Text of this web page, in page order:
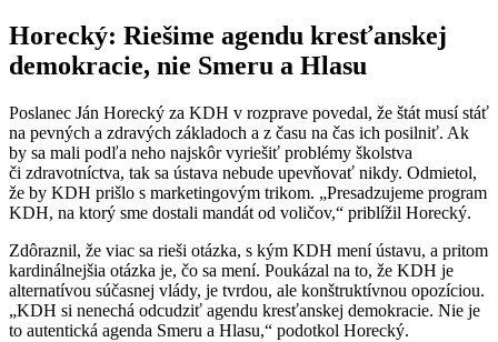
Horecký: Riešime agendu kresťanskej
demokracie, nie Smeru a Hlasu
Poslanec Ján Horecký za KDH v rozprave povedal, že štát musí stáť
na pevných a zdravých základoch a z času na čas ich posilniť. Ak
by sa mali podľa neho najskôr vyriešiť problémy školstva
či zdravotníctva, tak sa ústava nebude upevňovať nikdy. Odmietol,
že by KDH prišlo s marketingovým trikom. „Presadzujeme program
KDH, na ktorý sme dostali mandát od voličov,“ priblížil Horecký.
Zdôraznil, že viac sa rieši otázka, s kým KDH mení ústavu, a pritom
kardinálnejšia otázka je, čo sa mení. Poukázal na to, že KDH je
alternatívou súčasnej vlády, je tvrdou, ale konštruktívnou opozíciou.
„KDH si nenechá odcudziť agendu kresťanskej demokracie. Nie je
to autentická agenda Smeru a Hlasu,“ podotkol Horecký.